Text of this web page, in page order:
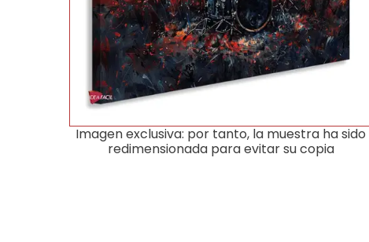
Imagen exclusiva: por tanto, la muestra ha sido
redimensionada para evitar su copia